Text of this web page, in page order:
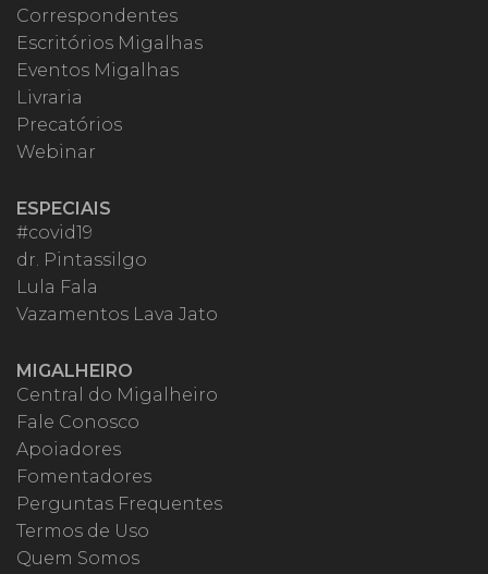
Correspondentes
Escritórios Migalhas
Eventos Migalhas
Livraria
Precatórios
Webinar
ESPECIAIS
#covid19
dr. Pintassilgo
Lula Fala
Vazamentos Lava Jato
MIGALHEIRO
Central do Migalheiro
Fale Conosco
Apoiadores
Fomentadores
Perguntas Frequentes
Termos de Uso
Quem Somos